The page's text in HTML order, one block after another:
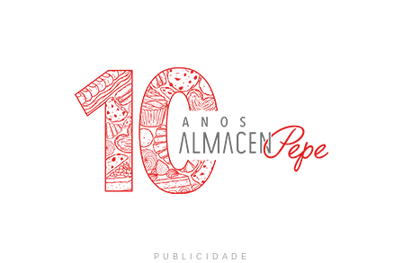
PUBLICIDADE